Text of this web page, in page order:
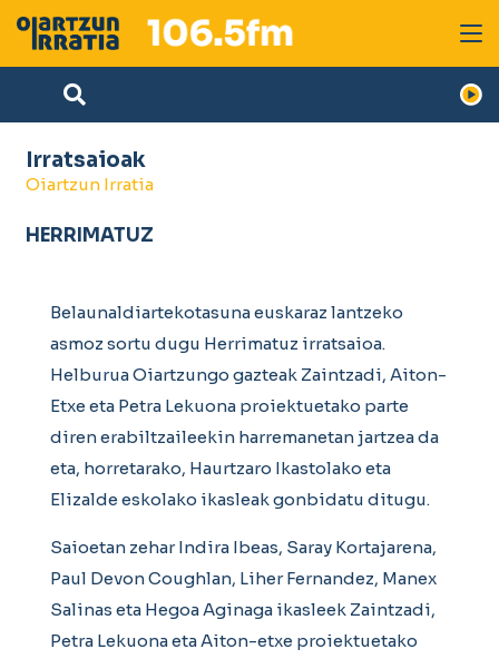
Irratsaioak
Oiartzun Irratia
HERRIMATUZ
Belaunaldiartekotasuna euskaraz lantzeko
asmoz sortu dugu Herrimatuz irratsaioa.
Helburua Oiartzungo gazteak Zaintzadi, Aiton-
Etxe eta Petra Lekuona proiektuetako parte
diren erabiltzaileekin harremanetan jartzea da
eta, horretarako, Haurtzaro Ikastolako eta
Elizalde eskolako ikasleak gonbidatu ditugu.
Saioetan zehar Indira Ibeas, Saray Kortajarena,
Paul Devon Coughlan, Liher Fernandez, Manex
Salinas eta Hegoa Aginaga ikasleek Zaintzadi,
Petra Lekuona eta Aiton-etxe proiektuetako